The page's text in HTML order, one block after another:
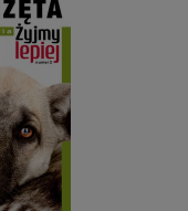
informatyka